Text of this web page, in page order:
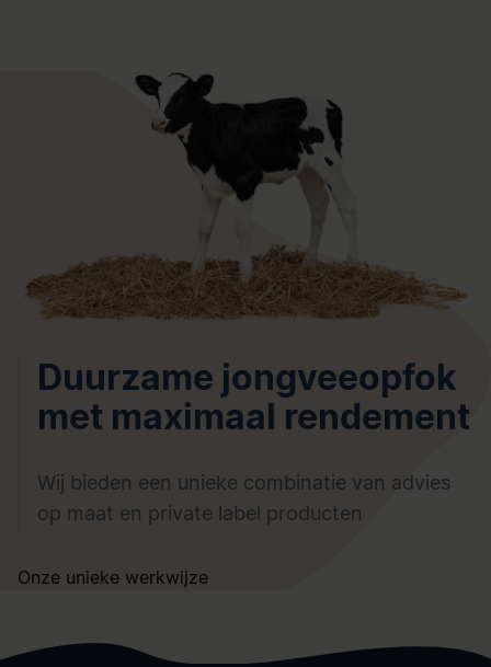
Duurzame jongveeopfok
met maximaal rendement
Wij bieden een unieke combinatie van advies
op maat en private label producten
Onze unieke werkwijze